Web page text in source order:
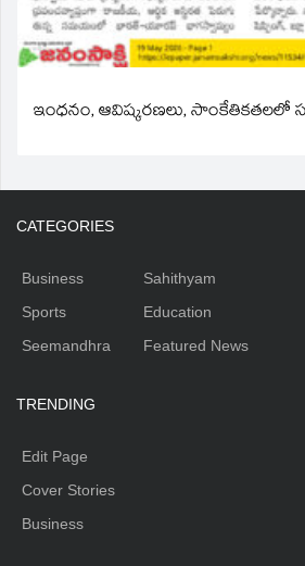
ఇంధనం, ఆవిష్కరణలు, సాంకేతికతలలో
CATEGORIES
Business
Sports
Seemandhra
Sahithyam
Education
Featured News
TRENDING
Edit Page
Cover Stories
Business